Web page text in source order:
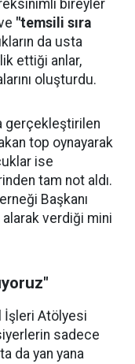
bireyler
"temsili sıra
da usta
ettiği anlar,
oluşturdu.
gerçekleştirilen
top oynayarak
ise
tam not aldı.
Başkanı
alarak verdiği mini
İşleri Atölyesi
sadece
da yan yana